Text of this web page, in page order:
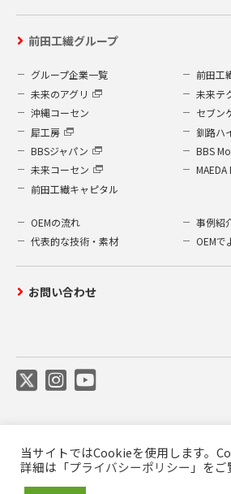
前田工繊グループ
グループ企業一覧
前田工
未来のアグリ
未来テ
沖縄コーセン
セブン
犀工房
釧路ハ
BBSジャパン
BBS
未来コーセン
MAEDA
前田工繊キャピタル
OEMの流れ
事例紹
代表的な技術・素材
OEMで
お問い合わせ
ご利用について
プライバシ
当サイトではCookieを使用します。
詳細は「プライバシーポリシー 」をご